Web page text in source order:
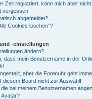
Zeit registriert, kann mich aber
vergessen!
abgemeldet?
Cookies löschen“?
-einstellungen
ändern?
dass mein Benutzername in der
aber die Forenuhr geht
diesem Board nicht zur Auswahl!
bei meinem Benutzernamen
Avatar?